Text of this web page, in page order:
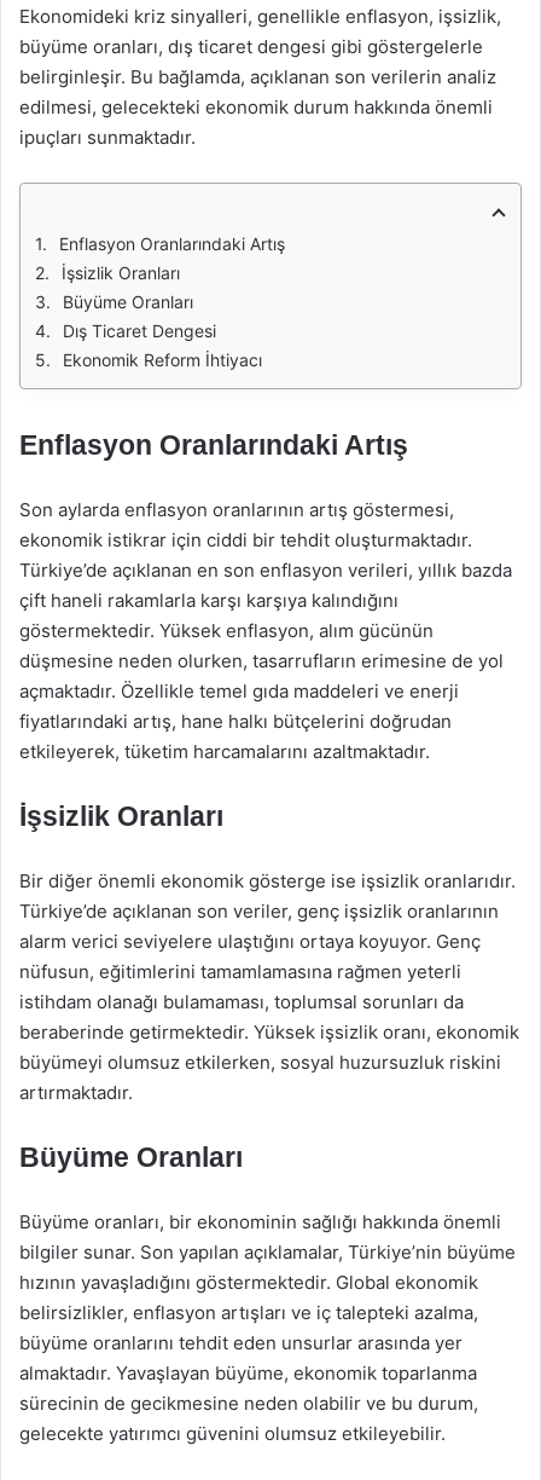
Ekonomideki kriz sinyalleri, genellikle enflasyon, işsizlik,
büyüme oranları, dış ticaret dengesi gibi göstergelerle
belirginleşir. Bu bağlamda, açıklanan son verilerin analiz
edilmesi, gelecekteki ekonomik durum hakkında önemli
ipuçları sunmaktadır.
Enflasyon Oranlarındaki Artış
İşsizlik Oranları
Büyüme Oranları
Dış Ticaret Dengesi
Ekonomik Reform İhtiyacı
Enflasyon Oranlarındaki Artış
Son aylarda enflasyon oranlarının artış göstermesi,
ekonomik istikrar için ciddi bir tehdit oluşturmaktadır.
Türkiye’de açıklanan en son enflasyon verileri, yıllık bazda
çift haneli rakamlarla karşı karşıya kalındığını
göstermektedir. Yüksek enflasyon, alım gücünün
düşmesine neden olurken, tasarrufların erimesine de yol
açmaktadır. Özellikle temel gıda maddeleri ve enerji
fiyatlarındaki artış, hane halkı bütçelerini doğrudan
etkileyerek, tüketim harcamalarını azaltmaktadır.
İşsizlik Oranları
Bir diğer önemli ekonomik gösterge ise işsizlik oranlarıdır.
Türkiye’de açıklanan son veriler, genç işsizlik oranlarının
alarm verici seviyelere ulaştığını ortaya koyuyor. Genç
nüfusun, eğitimlerini tamamlamasına rağmen yeterli
istihdam olanağı bulamaması, toplumsal sorunları da
beraberinde getirmektedir. Yüksek işsizlik oranı, ekonomik
büyümeyi olumsuz etkilerken, sosyal huzursuzluk riskini
artırmaktadır.
Büyüme Oranları
Büyüme oranları, bir ekonominin sağlığı hakkında önemli
bilgiler sunar. Son yapılan açıklamalar, Türkiye’nin büyüme
hızının yavaşladığını göstermektedir. Global ekonomik
belirsizlikler, enflasyon artışları ve iç talepteki azalma,
büyüme oranlarını tehdit eden unsurlar arasında yer
almaktadır. Yavaşlayan büyüme, ekonomik toparlanma
sürecinin de gecikmesine neden olabilir ve bu durum,
gelecekte yatırımcı güvenini olumsuz etkileyebilir.